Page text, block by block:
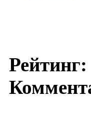
Рейтинг: